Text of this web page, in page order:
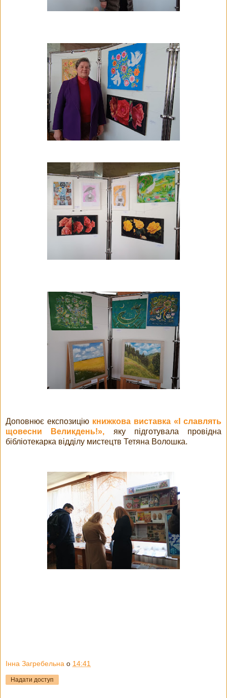
Доповнює експозицію книжкова виставка «І славлять
щовесни Великдень!», яку підготувала провідна
бібліотекарка відділу мистецтв Тетяна Волошка.
Інна Загребельна о 14:41
Надати доступ